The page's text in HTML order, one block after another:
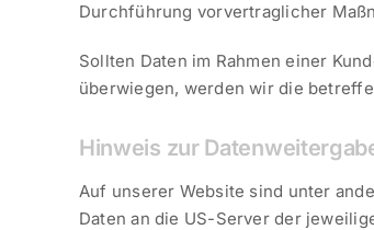
Durchführung vorvertraglicher
Sollten Daten im Rahmen einer
überwiegen, werden wir die
Hinweis zur
Auf unserer Website sind unter
Daten an die US-Server der